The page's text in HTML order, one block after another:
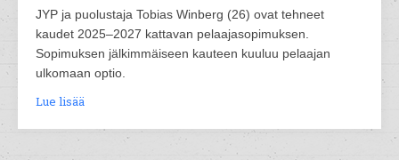
JYP ja puolustaja Tobias Winberg (26) ovat tehneet
kaudet 2025–2027 kattavan pelaajasopimuksen.
Sopimuksen jälkimmäiseen kauteen kuuluu pelaajan
ulkomaan optio.
Lue lisää